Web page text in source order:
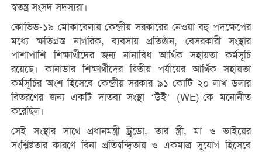
স্বতন্ত্র সংসদ সদস্যরা।
কোভিড-১৯ মোকাবেলায় কেন্দ্রীয় সরকারের নেওয়া বহু পদক্ষেপের
মধ্যে ক্ষতিগ্রস্ত নাগরিক, ব্যবসায় প্রতিষ্ঠান, বেসরকারী সংস্থার
পাশাপাশি শিক্ষার্থীদের জন্য নানাবিধ আর্থিক সহায়তা কর্মসূচি
রয়েছে। কানাডার শিক্ষার্থীদের দ্বিতীয় পর্যায়ের আর্থিক সহায়তা
কর্মসূচির অংশ হিসেবে কেন্দ্রীয় সরকার ৯১ কোটি ২০ লাখ ডলার
বিতরণের জন্য একটি দাতব্য সংস্থা ‘উই’ (WE)-কে মনোনীত
করেছিল।
সেই সংস্থার সাথে প্রধানমন্ত্রী ট্রুডো, তার স্ত্রী, মা ও ভাইয়ের
সংশ্লিষ্টতার কারণে বিনা প্রতিদ্বন্দ্বিতায় ও একমাত্র সুযোগ হিসেবে